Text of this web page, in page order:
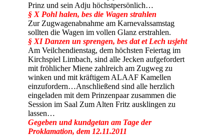
Prinz und sein Adju höchstpersönlich…
§ X Pohl halen, bes die Wagen strahlen
Zur Zugwagenabnahme am Karnevalssamstag
sollten die Wagen im vollen Glanz erstrahlen.
§ XI Danzen un sprengen, bes dat et Lech usjeht
Am Veilchendienstag, dem höchsten Feiertag im
Kirchspiel Limbach, sind alle Jecken aufgefordert
mit fröhlicher Miene zahlreich am Zugweg zu
winken und mit kräftigem ALAAF Kamellen
einzufordern…Anschließend sind alle herzlich
eingeladen mit dem Prinzenpaar zusammen die
Session im Saal Zum Alten Fritz ausklingen zu
lassen…
Gegeben und kundgetan am Tage der
Proklamation, dem 12.11.2011